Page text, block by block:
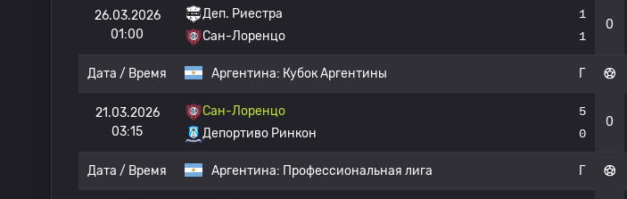
26.03.2026
01:00
Деп. Риестра
Сан-Лоренцо
1
1
0
Дата / Время Аргентина: Кубок Аргентины Г
21.03.2026
03:15
Сан-Лоренцо
Депортиво Ринкон
5
0
0
Дата / Время Аргентина: Профессиональная лига Г